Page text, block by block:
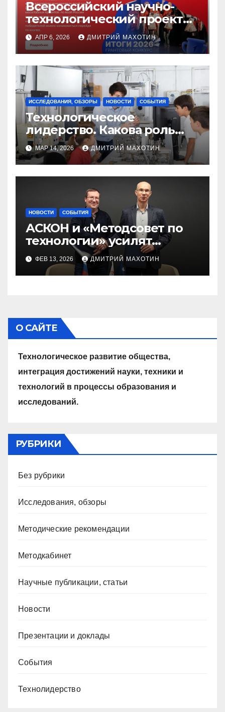
Всероссийский научно-
технологический проект
«Технолидерство. Хотим
быть ПЕРВЫМИ!» —
победитель грантового
конкурса «Движения
Первых» 2026 года
АПР 6, 2026 ДМИТРИЙ МАХОТИН
ИССЛЕДОВАНИЯ, ОБЗОРЫ НОВОСТИ СОБЫТИЯ
Технологическое
лидерство. Какова роль
учителя?
МАР 14, 2026 ДМИТРИЙ МАХОТИН
НОВОСТИ СОБЫТИЯ
АСКОН и «Методсовет по
технологии» усилят
инженерное образование в
школах
ФЕВ 13, 2026 ДМИТРИЙ МАХОТИН
О САЙТЕ
Технологическое развитие общества,
интеграция достижений науки, техники и
технологий в процессы образования и
исследований.
РУБРИКИ
Без рубрики
Исследования, обзоры
Методические рекомендации
Методкабинет
Научные публикации, статьи
Новости
Презентации и доклады
События
Технолидерство